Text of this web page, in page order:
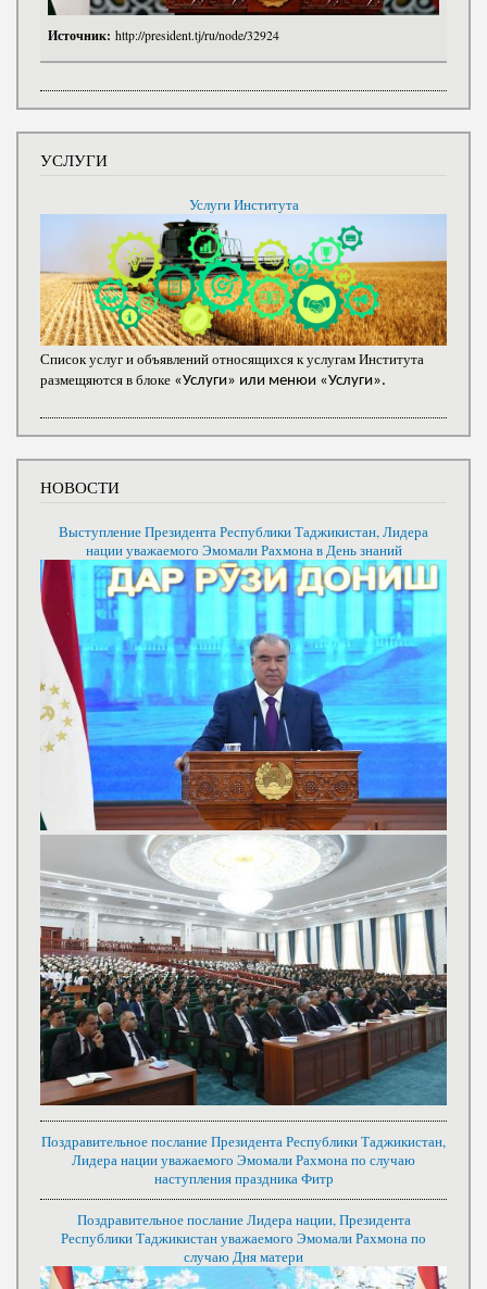
Источник: http://president.tj/ru/node/32924
УСЛУГИ
Услуги Института
Список услуг и объявлений относящихся к услугам Института
размещяются в блоке «Услуги» или менюи «Услуги».
НОВОСТИ
Выступление Президента Республики Таджикистан, Лидера
нации уважаемого Эмомали Рахмона в День знаний
Поздравительное послание Президента Республики Таджикистан,
Лидера нации уважаемого Эмомали Рахмона по случаю
наступления праздника Фитр
Поздравительное послание Лидера нации, Президента
Республики Таджикистан уважаемого Эмомали Рахмона по
случаю Дня матери